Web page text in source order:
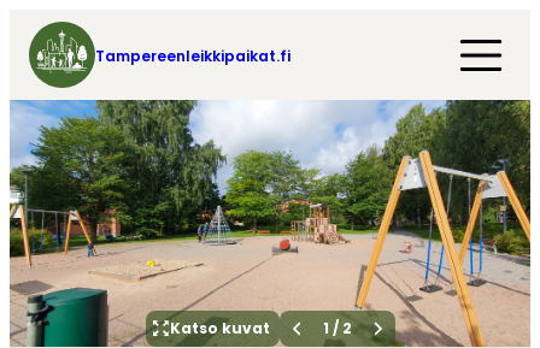
Tampereenleikkipaikat.fi
Katso kuvat 1 / 2